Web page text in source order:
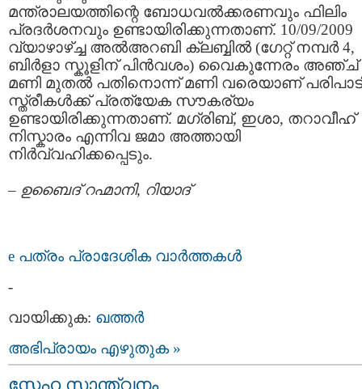
മന്ത്രാലയത്തിന്റെ ബോധവല്‍ക്കരണവും ഫിലിം
പ്രദര്‍ശനവും ഉണ്ടായിരിക്കുന്നതാണ്. 10/09/2009
വ്യാഴാഴ്‌ച്ച അല്‍അറബി ക്ലബ്ബില്‍ (ഗേറ്റ് നമ്പര്‍ 4,
ബിര്‍ളാ സ്കൂളിന് പിന്‍വശം) വൈകുന്നേരം അഞ്ച്
മണി മുതല്‍ പതിനൊന്ന് മണി വരെയാണ്
സ്ത്രീകള്‍ക്ക് പ്രത്യേക സൗകര്യം
ഉണ്ടായിരിക്കുന്നതാണ്. മഗ്‍രിബ്, ഇശാ, തറാവീഹ്
നിസ്കാരം എന്നിവ ജമാ അത്തായി
നിര്‍വ്വഹിക്കപ്പെടും.
– ഉബൈദ് റഹ്മാനി, റിയാദ്
e പത്രം പ്രാദേശിക വാര്‍ത്തകള്‍
-
വായിക്കുക: ഖത്തര്‍
അഭിപ്രായം എഴുതുക »
സ്നേഹ സാന്ത്വനം